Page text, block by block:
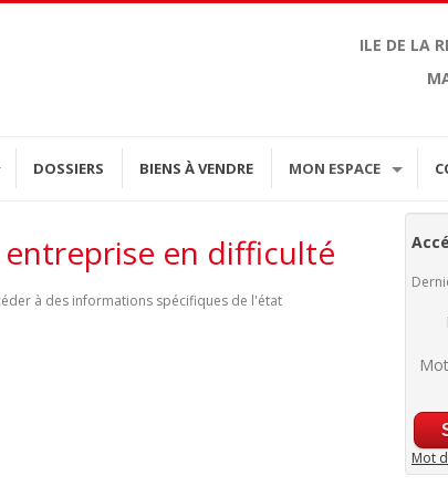
ILE DE LA
DOSSIERS BIENS À VENDRE MON ESPACE
Mot
en difficulté
à des informations spécifiques de l'état